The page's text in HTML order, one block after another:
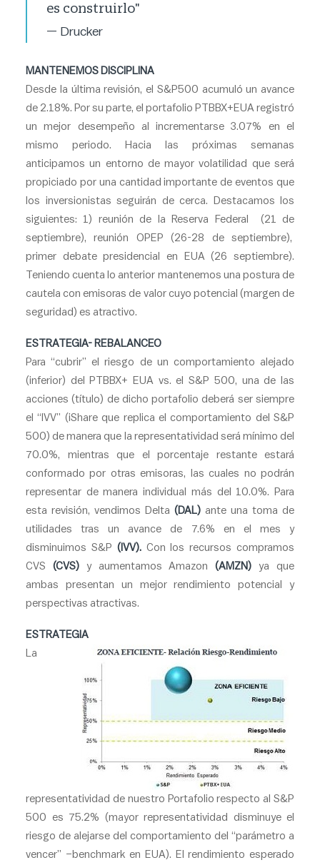
es construirlo"
— Drucker
MANTENEMOS DISCIPLINA
Desde la última revisión, el S&P500 acumuló un avance
de 2.18%. Por su parte, el portafolio PTBBX+EUA registró
un mejor desempeño al incrementarse 3.07% en el
mismo periodo. Hacia las próximas semanas
anticipamos un entorno de mayor volatilidad que será
propiciado por una cantidad importante de eventos que
los inversionistas seguirán de cerca. Destacamos los
siguientes: 1) reunión de la Reserva Federal (21 de
septiembre), reunión OPEP (26-28 de septiembre),
primer debate presidencial en EUA (26 septiembre).
Teniendo cuenta lo anterior mantenemos una postura de
cautela con emisoras de valor cuyo potencial (margen de
seguridad) es atractivo.
ESTRATEGIA- REBALANCEO
Para “cubrir” el riesgo de un comportamiento alejado
(inferior) del PTBBX+ EUA vs. el S&P 500, una de las
acciones (título) de dicho portafolio deberá ser siempre
el “IVV” (iShare que replica el comportamiento del S&P
500) de manera que la representatividad será mínimo del
70.0%, mientras que el porcentaje restante estará
conformado por otras emisoras, las cuales no podrán
representar de manera individual más del 10.0%. Para
esta revisión, vendimos Delta (DAL) ante una toma de
utilidades tras un avance de 7.6% en el mes y
disminuimos S&P (IVV). Con los recursos compramos
CVS (CVS) y aumentamos Amazon(AMZN)ya que
ambas presentan un mejor rendimiento potencial y
perspectivas atractivas.
ESTRATEGIA
La
representatividad de nuestro Portafolio respecto al S&P
500 es 75.2% (mayor representatividad disminuye el
riesgo de alejarse del comportamiento del “parámetro a
vencer” –benchmark en EUA). El rendimiento esperado